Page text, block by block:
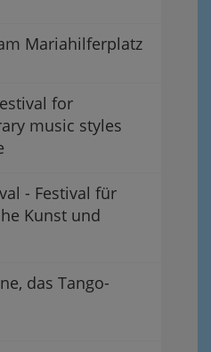
Mariahilferplatz
for
music styles
- Festival für
Kunst und
das Tango-